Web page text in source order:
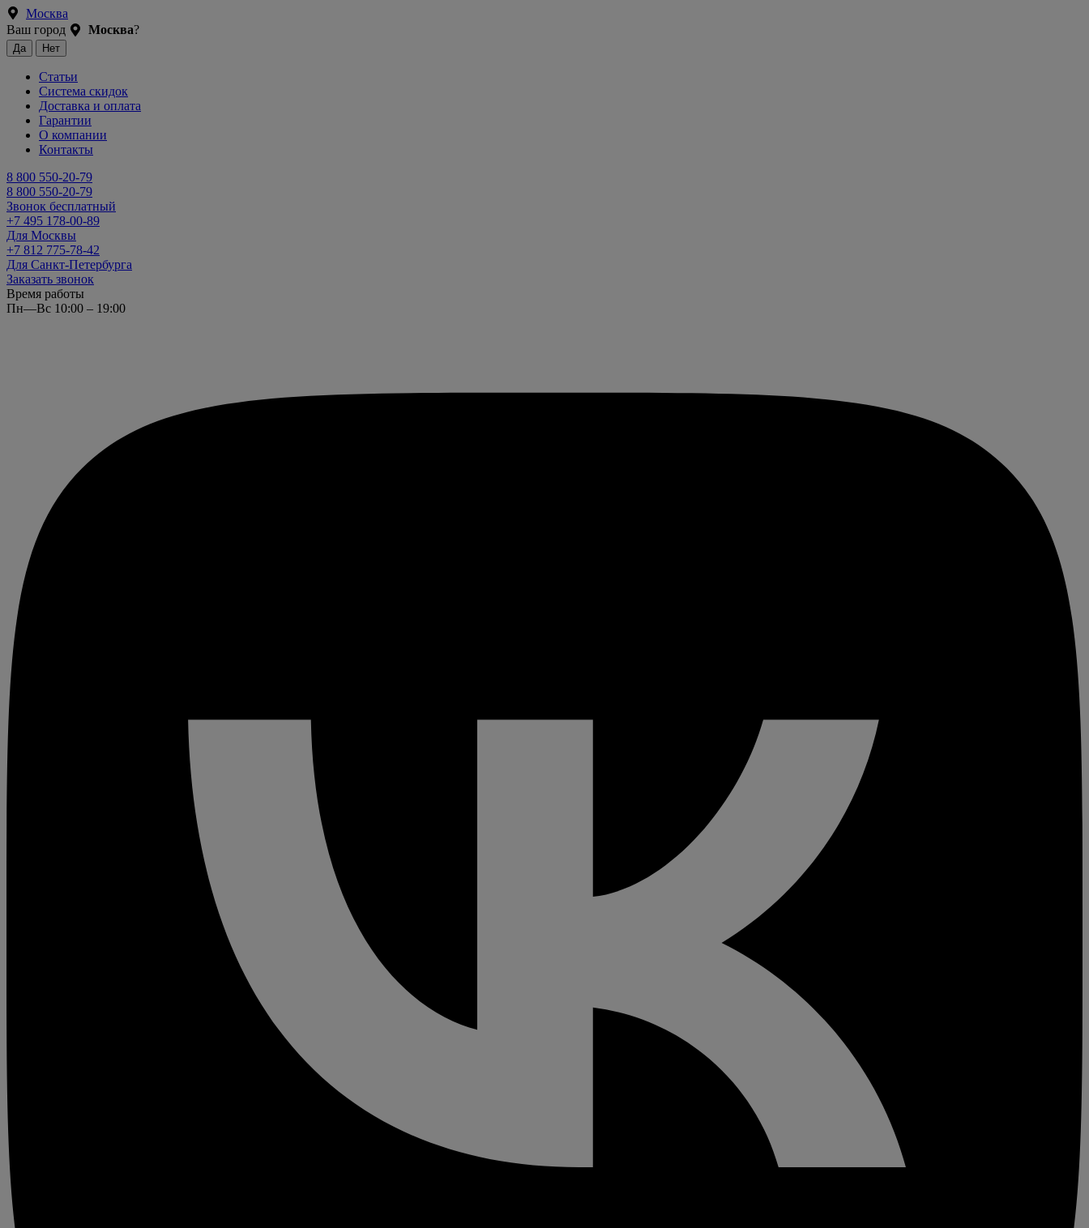
Москва
Ваш город
Москва?
Статьи
Система скидок
Доставка и оплата
Гарантии
О компании
Контакты
8 800 550-20-79
8 800 550-20-79
Звонок бесплатный
+7 495 178-00-89
Для Москвы
+7 812 775-78-42
Для Санкт-Петербурга
Заказать звонок
Время работы
Пн—Вс 10:00 – 19:00